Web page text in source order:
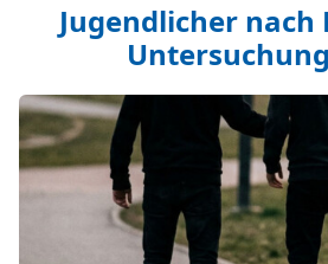
Jugendlicher nach